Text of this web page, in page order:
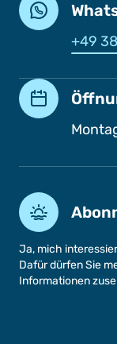
+49
Ja, mich
Dafür dürfen Sie
Informationen